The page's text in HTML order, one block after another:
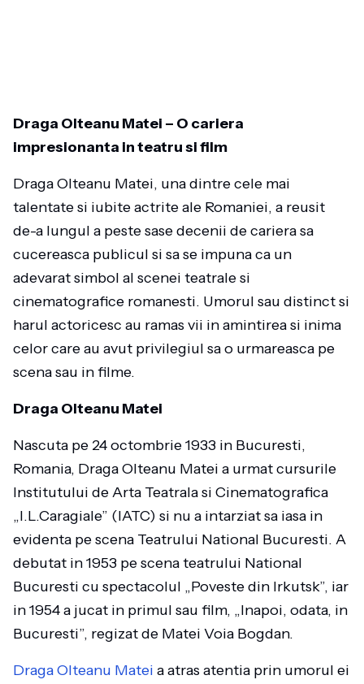
Draga Olteanu Matei – O cariera
impresionanta in teatru si film
Draga Olteanu Matei, una dintre cele mai
talentate si iubite actrite ale Romaniei, a reusit
de-a lungul a peste sase decenii de cariera sa
cucereasca publicul si sa se impuna ca un
adevarat simbol al scenei teatrale si
cinematografice romanesti. Umorul sau distinct si
harul actoricesc au ramas vii in amintirea si inima
celor care au avut privilegiul sa o urmareasca pe
scena sau in filme.
Draga Olteanu Matei
Nascuta pe 24 octombrie 1933 in Bucuresti,
Romania, Draga Olteanu Matei a urmat cursurile
Institutului de Arta Teatrala si Cinematografica
„I.L.Caragiale” (IATC) si nu a intarziat sa iasa in
evidenta pe scena Teatrului National Bucuresti. A
debutat in 1953 pe scena teatrului National
Bucuresti cu spectacolul „Poveste din Irkutsk”, iar
in 1954 a jucat in primul sau film, „Inapoi, odata, in
Bucuresti”, regizat de Matei Voia Bogdan.
Draga Olteanu Matei a atras atentia prin umorul ei